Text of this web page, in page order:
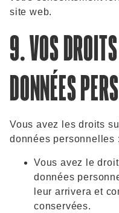
site web.
9. VOS
DONNÉES
Vous avez les droits
données personnelles :
Vous avez le
données
leur arrivera et
conservées.